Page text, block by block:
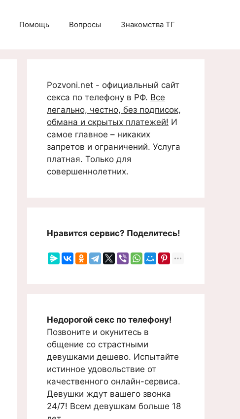
Помощь Вопросы Знакомства ТГ
Pozvoni.net - официальный сайт
секса по телефону в РФ. Все
легально, честно, без подписок,
обмана и скрытых платежей! И
самое главное – никаких
запретов и ограничений. Услуга
платная. Только для
совершеннолетних.
Нравится сервис? Поделитесь!
Недорогой секс по телефону!
Позвоните и окунитесь в
общение со страстными
девушками дешево. Испытайте
истинное удовольствие от
качественного онлайн-сервиса.
Девушки ждут вашего звонка
24/7! Всем девушкам больше 18